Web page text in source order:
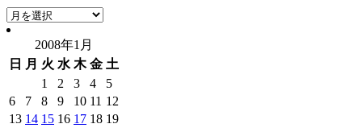
月
別
事
覧
2008年1月
日
月 火 水 木 金 土
1
2 3 4
5
6
7 8 9 10 11 12
13 14 15 16 17 18 19